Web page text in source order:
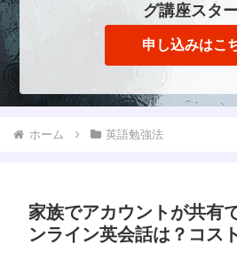
グ講座スタ
申し込みはこ
ホーム 英語勉強法
家族でアカウントが共有
ンライン英会話は？コス